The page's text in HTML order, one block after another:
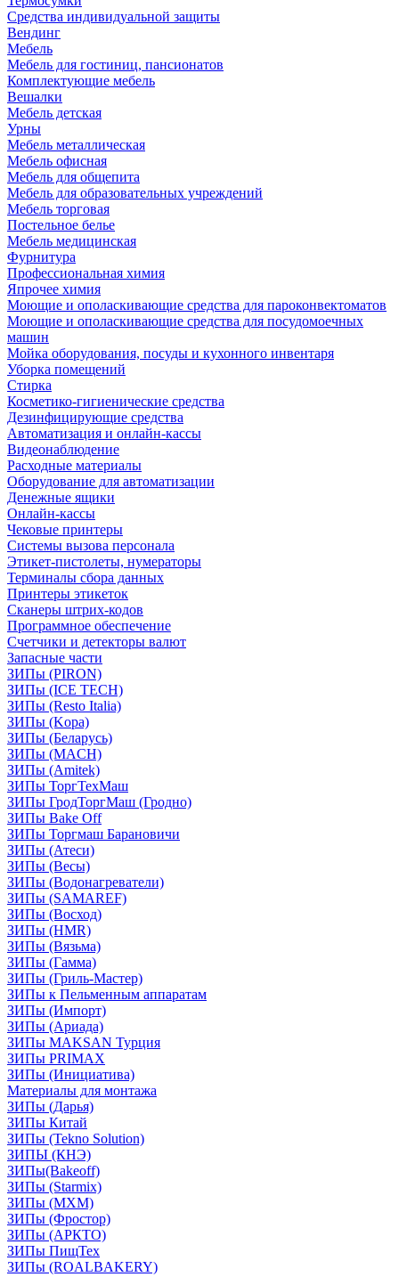
Средства индивидуальной защиты
Вендинг
Мебель
Мебель для гостиниц, пансионатов
Комплектующие мебель
Вешалки
Мебель детская
Урны
Мебель металлическая
Мебель офисная
Мебель для общепита
Мебель для образовательных учреждений
Мебель торговая
Постельное белье
Мебель медицинская
Фурнитура
Профессиональная химия
Япрочее химия
Моющие и ополаскивающие средства для пароконвектоматов
Моющие и ополаскивающие средства для посудомоечных
машин
Мойка оборудования, посуды и кухонного инвентаря
Уборка помещений
Стирка
Косметико-гигиенические средства
Дезинфицирующие средства
Автоматизация и онлайн-кассы
Видеонаблюдение
Расходные материалы
Оборудование для автоматизации
Денежные ящики
Онлайн-кассы
Чековые принтеры
Системы вызова персонала
Этикет-пистолеты, нумераторы
Терминалы сбора данных
Принтеры этикеток
Сканеры штрих-кодов
Программное обеспечение
Счетчики и детекторы валют
Запасные части
ЗИПы (PIRON)
ЗИПы (ICE TECH)
ЗИПы (Resto Italia)
ЗИПы (Kopa)
ЗИПы (Беларусь)
ЗИПы (MACH)
ЗИПы (Amitek)
ЗИПы ТоргТехМаш
ЗИПы ГродТоргМаш (Гродно)
ЗИПы Bake Off
ЗИПы Торгмаш Барановичи
ЗИПы (Атеси)
ЗИПы (Весы)
ЗИПы (Водонагреватели)
ЗИПы (SAMAREF)
ЗИПы (Восход)
ЗИПы (HMR)
ЗИПы (Вязьма)
ЗИПы (Гамма)
ЗИПы (Гриль-Мастер)
ЗИПы к Пельменным аппаратам
ЗИПы (Импорт)
ЗИПы (Ариада)
ЗИПы MAKSAN Турция
ЗИПы PRIMAX
ЗИПы (Инициатива)
Материалы для монтажа
ЗИПы (Дарья)
ЗИПы Китай
ЗИПы (Tekno Solution)
ЗИПЫ (КНЭ)
ЗИПы(Bakeoff)
ЗИПы (Starmix)
ЗИПы (МХМ)
ЗИПы (Фростор)
ЗИПы (АРКТО)
ЗИПы ПищТех
ЗИПы (ROALBAKERY)